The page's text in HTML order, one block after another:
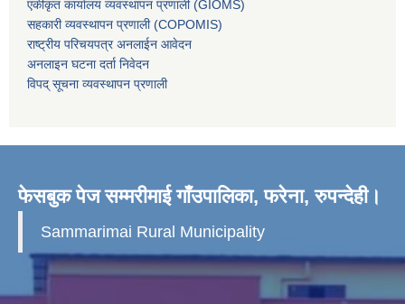
एकीकृत कार्यालय व्यवस्थापन प्रणाली (GIOMS)
सहकारी व्यवस्थापन प्रणाली (COPOMIS)
राष्ट्रीय परिचयपत्र अनलाईन आवेदन
अनलाइन घटना दर्ता निवेदन
विपद् सूचना व्यवस्थापन प्रणाली
फेसबुक पेज सम्मरीमाई गाँउपालिका, फरेना, रुपन्देही।
Sammarimai Rural Municipality